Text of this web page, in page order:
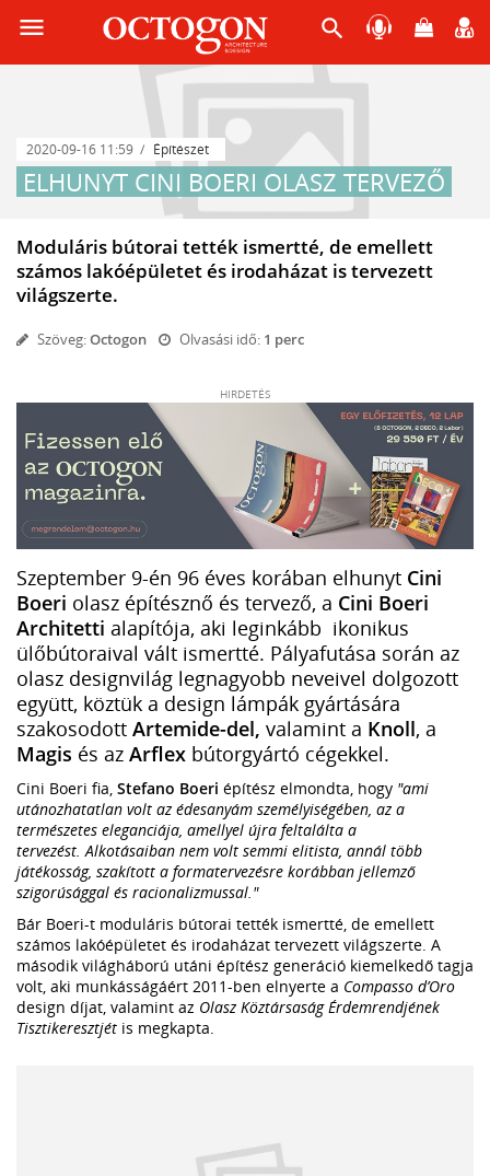
menu search
2020-09-16 11:59 Építészet
ELHUNYT CINI BOERI OLASZ TERVEZŐ
Moduláris bútorai tették ismertté, de emellett
számos lakóépületet és irodaházat is tervezett
világszerte.
Szöveg:Octogon Olvasási idő: 1 perc
HIRDETÉS
Szeptember 9-én 96 éves korában elhunyt Cini
Boeri olasz építésznő és tervező, a Cini Boeri
Architetti alapítója, aki leginkább ikonikus
ülőbútoraival vált ismertté. Pályafutása során az
olasz designvilág legnagyobb neveivel dolgozott
együtt, köztük a design lámpák gyártására
szakosodott Artemide-del, valamint a Knoll, a
Magis és az Arflex bútorgyártó cégekkel.
Cini Boeri fia, Stefano Boeri építész elmondta, hogy "ami
utánozhatatlan volt az édesanyám személyiségében, az a
természetes eleganciája, amellyel újra feltalálta a
tervezést. Alkotásaiban nem volt semmi elitista, annál több
játékosság, szakított a formatervezésre korábban jellemző
szigorúsággal és racionalizmussal."
Bár Boeri-t moduláris bútorai tették ismertté, de emellett
számos lakóépületet és irodaházat tervezett világszerte. A
második világháború utáni építész generáció kiemelkedő tagja
volt, aki munkásságáért 2011-ben elnyerte a Compasso d’Oro
design díjat, valamint az Olasz Köztársaság Érdemrendjének
Tisztikeresztjét is megkapta.